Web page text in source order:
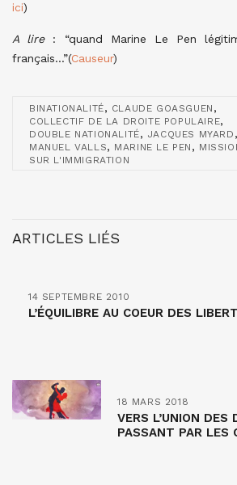
ici)
A lire : “quand Marine Le Pen
français…”(Causeur)
BINATIONALITÉ, CLAUDE GOASGUEN ,
COLLECTIF DE LA DROITE POPULAIRE,
DOUBLE NATIONALITÉ, JACQUES MYARD ,
MANUEL VALLS, MARINE LE PEN ,
SUR L'IMMIGRATION
ARTICLES LIÉS
14 SEPTEMBRE 2010
L’ÉQUILIBRE AU COEUR DES
18 MARS 2018
VERS L’UNION DES
PASSANT PAR LES